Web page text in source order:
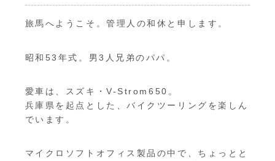
旅馬へようこそ。管理人の和休と申します。
昭和53年式。男3人兄弟のパパ。
愛車は、スズキ・V-Strom650。
兵庫県を起点とした、バイクツーリングを楽しん
でいます。
マイクロソフトオフィス製品の中で、ちょっとと